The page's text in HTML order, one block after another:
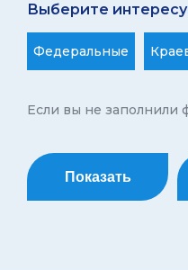
Выберите
Федеральные
Если вы не заполнили
Показать